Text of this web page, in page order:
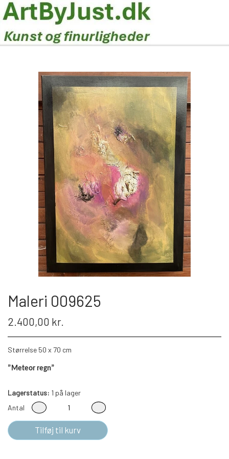
Maleri 009625
2.400,00 kr.
Størrelse 50 x 70 cm
”Meteor regn”
Lagerstatus: 1 på lager
Antal
Tilføj til kurv